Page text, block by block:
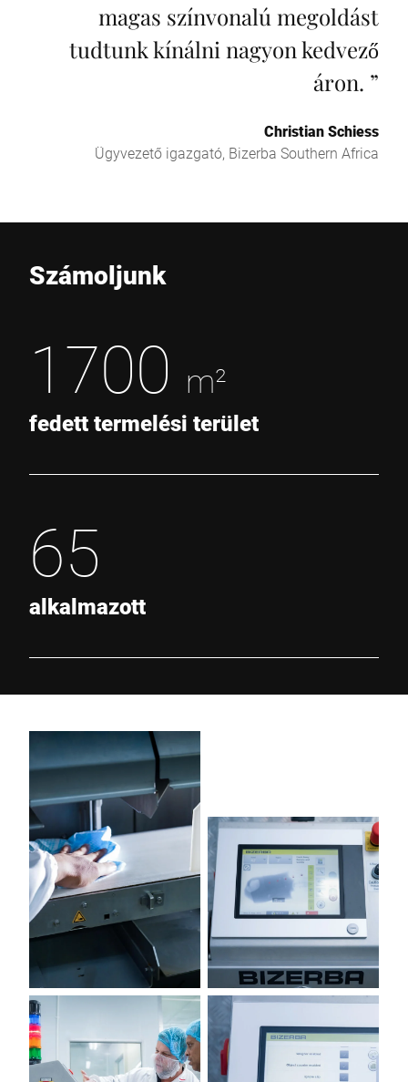
magas színvonalú megoldást
tudtunk kínálni nagyon kedvező
áron. ”
Christian Schiess
Ügyvezető igazgató, Bizerba Southern Africa
Számoljunk
1700 m²
fedett termelési terület
65
alkalmazott